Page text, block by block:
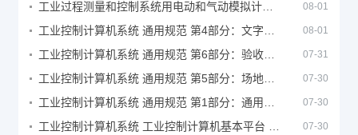
08-01
08-01
07-31
07-30
07-30
07-30